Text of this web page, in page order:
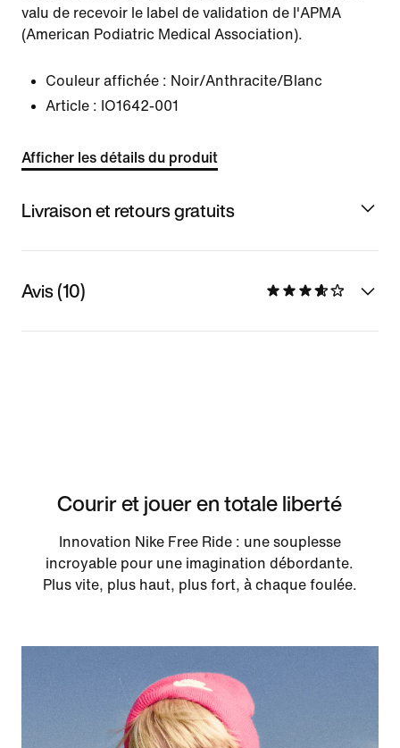
valu de recevoir le label de validation de l'APMA
(American Podiatric Medical Association).
Couleur affichée : Noir/Anthracite/Blanc
Article : IO1642-001
Afficher les détails du produit
Livraison et retours gratuits
Avis (10)
Courir et jouer en totale liberté
Innovation Nike Free Ride : une souplesse
incroyable pour une imagination débordante.
Plus vite, plus haut, plus fort, à chaque foulée.